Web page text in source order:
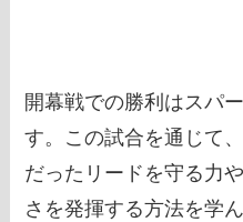
開幕戦での勝利はスパ
す。この試合を通じて
だったリードを守る力
さを発揮する方法を学